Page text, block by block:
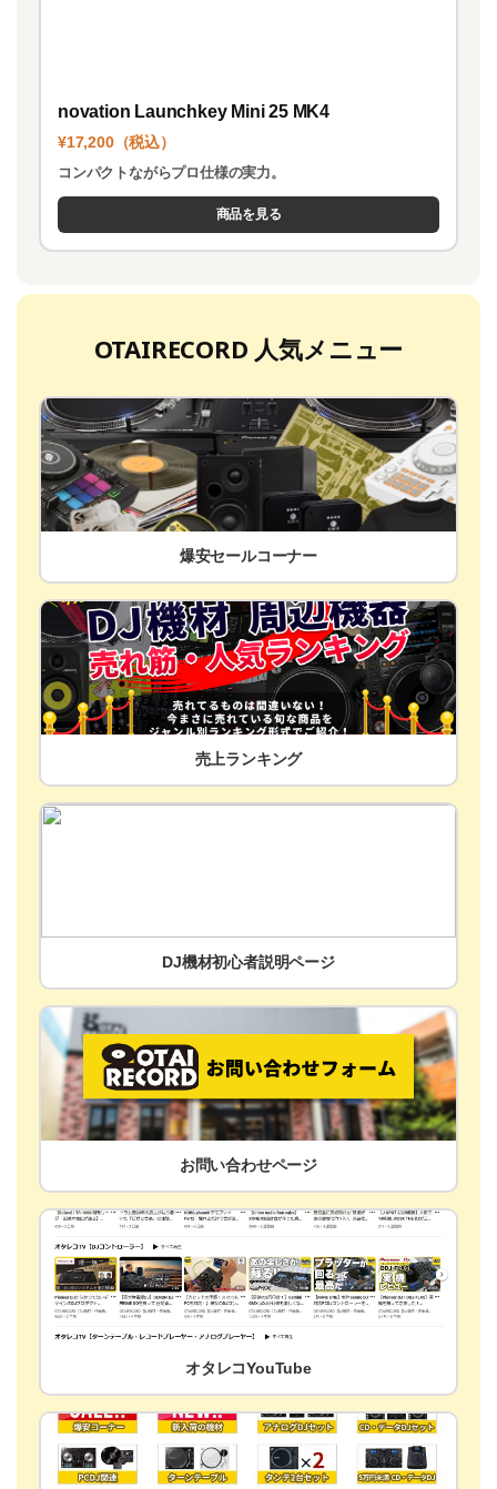
novation Launchkey Mini 25 MK4
¥17,200（税込）
コンパクトながらプロ仕様の実力。
商品を見る
OTAIRECORD 人気メニュー
爆安セールコーナー
売上ランキング
DJ機材初心者説明ページ
お問い合わせページ
オタレコYouTube